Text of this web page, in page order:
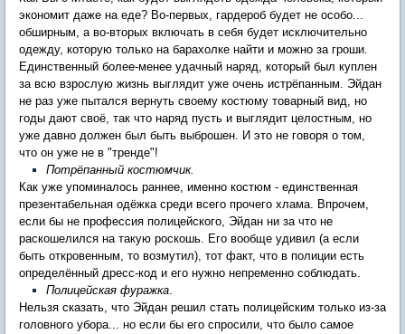
экономит даже на еде? Во-первых, гардероб будет не особо...
обширным, а во-вторых включать в себя будет исключительно
одежду, которую только на барахолке найти и можно за гроши.
Единственный более-менее удачный наряд, который был куплен
за всю взрослую жизнь выглядит уже очень истрёпанным. Эйдан
не раз уже пытался вернуть своему костюму товарный вид, но
годы дают своё, так что наряд пусть и выглядит целостным, но
уже давно должен был быть выброшен. И это не говоря о том,
что он уже не в "тренде"!
Потрёпанный костюмчик.
​Как уже упоминалось раннее, именно костюм - единственная
презентабельная одёжка среди всего прочего хлама. Впрочем,
если бы не профессия полицейского, Эйдан ни за что не
раскошелился на такую роскошь. Его вообще удивил (а если
быть откровенным, то возмутил), тот факт, что в полиции есть
определённый дресс-код и его нужно непременно соблюдать.
Полицейская фуражка.
Нельзя сказать, что Эйдан решил стать полицейским только из-за
головного убора... но если бы его спросили, что было самое